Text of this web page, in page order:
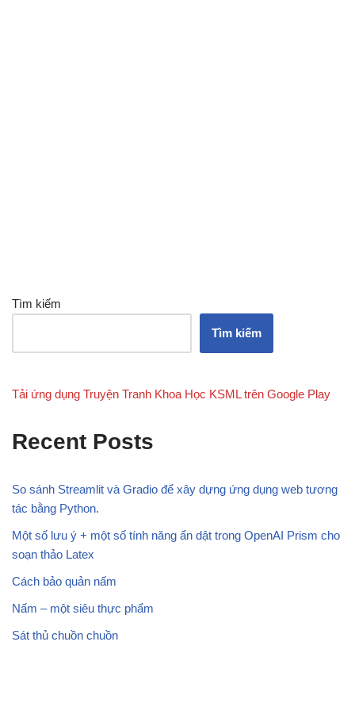
Tìm kiếm
Tìm kiếm
Tải ứng dụng Truyện Tranh Khoa Học KSML trên Google Play
Recent Posts
So sánh Streamlit và Gradio để xây dựng ứng dụng web tương
tác bằng Python.
Một số lưu ý + một số tính năng ẩn dật trong OpenAI Prism cho
soạn thảo Latex
Cách bảo quản nấm
Nấm – một siêu thực phẩm
Sát thủ chuồn chuồn